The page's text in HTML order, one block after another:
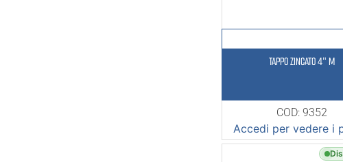
TAPPO ZINCATO 4″ M
COD: 9352
Accedi per vedere i